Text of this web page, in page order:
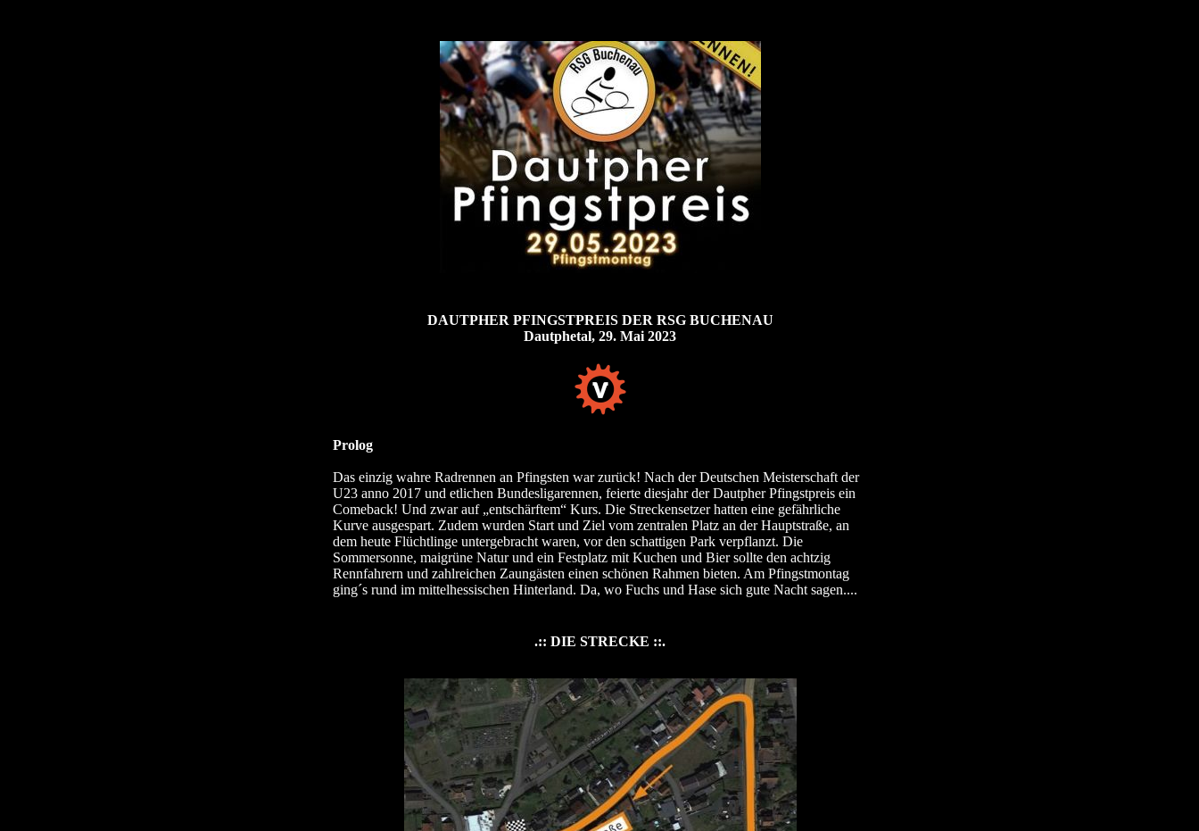
DAUTPHER PFINGSTPREIS DER RSG BUCHENAU
Dautphetal, 29. Mai 2023
Prolog
Das einzig wahre Radrennen an Pfingsten war zurück! Nach der Deutschen Meisterschaft der
U23 anno 2017 und etlichen Bundesligarennen, feierte diesjahr der Dautpher Pfingstpreis ein
Comeback! Und zwar auf „entschärftem“ Kurs. Die Streckensetzer hatten eine gefährliche
Kurve ausgespart. Zudem wurden Start und Ziel vom zentralen Platz an der Hauptstraße, an
dem heute Flüchtlinge untergebracht waren, vor den schattigen Park verpflanzt. Die
Sommersonne, maigrüne Natur und ein Festplatz mit Kuchen und Bier sollte den achtzig
Rennfahrern und zahlreichen Zaungästen einen schönen Rahmen bieten. Am Pfingstmontag
ging´s rund im mittelhessischen Hinterland. Da, wo Fuchs und Hase sich gute Nacht sagen....
.:: DIE STRECKE ::.